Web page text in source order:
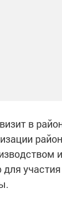
в
для